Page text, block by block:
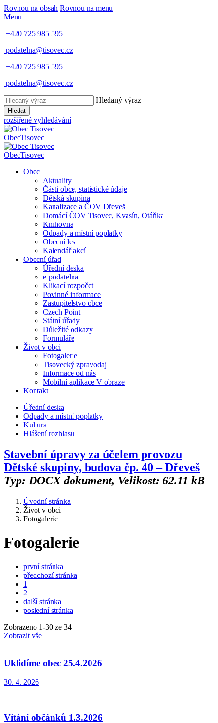
Rovnou na obsah Rovnou na menu
Menu
+420 725 985 595
podatelna@tisovec.cz
+420 725 985 595
podatelna@tisovec.cz
Hledaný výraz
Hledat
rozšířené vyhledávání
ObecTisovec
ObecTisovec
Obec
Aktuality
Části obce, statistické údaje
Dětská skupina
Kanalizace a ČOV Dřeveš
Domácí ČOV Tisovec, Kvasín, Otáňka
Knihovna
Odpady a místní poplatky
Obecní les
Kalendář akcí
Obecní úřad
Úřední deska
e-podatelna
Klikací rozpočet
Povinné informace
Zastupitelstvo obce
Czech Point
Státní úřady
Důležité odkazy
Formuláře
Život v obci
Fotogalerie
Tisovecký zpravodaj
Informace od nás
Mobilní aplikace V obraze
Kontakt
Úřední deska
Odpady a místní poplatky
Kultura
Hlášení rozhlasu
Stavební úpravy za účelem provozu
Dětské skupiny, budova čp. 40 – Dřeveš
Typ: DOCX dokument, Velikost: 62.11 kB
Úvodní stránka
Život v obci
Fotogalerie
Fotogalerie
první stránka
předchozí stránka
1
2
další stránka
poslední stránka
Zobrazeno 1-30 ze 34
Zobrazit vše
Uklidíme obec 25.4.2026
30. 4. 2026
Vítání občánků 1.3.2026